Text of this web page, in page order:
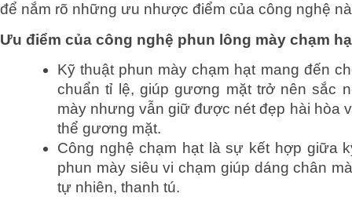
để nắm rõ những ưu nhược điểm của công nghệ
Ưu điểm của công nghệ phun lông mày chạm
Kỹ thuật phun mày chạm hạt mang đến
chuẩn tỉ lệ, giúp gương mặt trở nên sắc
mày nhưng vẫn giữ được nét đẹp hài hòa
thể gương mặt.
Công nghệ chạm hạt là sự kết hợp giữa
phun mày siêu vi chạm giúp dáng chân
tự nhiên, thanh tú.